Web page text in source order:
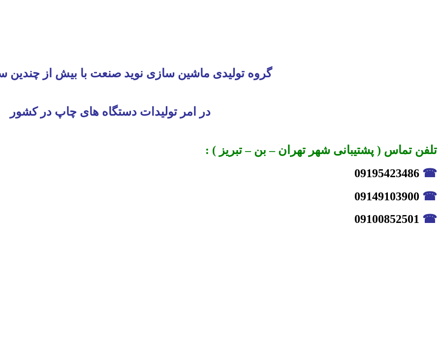
گروه تولیدی ماشین سازی نوید صنعت با بیش از چندین
در امر تولیدات دستگاه های چاپ در کشور
تلفن تماس ( پشتیبانی شهر تهران – بن – تبریز ) :
☎
☎
☎